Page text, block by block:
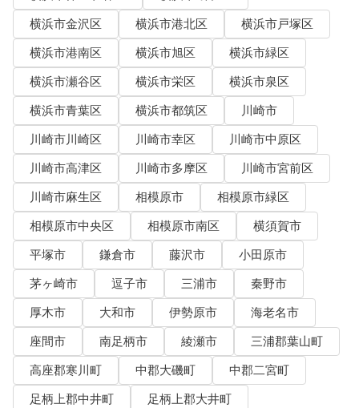
横浜市金沢区
横浜市港北区
横浜市戸塚区
横浜市港南区
横浜市旭区
横浜市緑区
横浜市瀬谷区
横浜市栄区
横浜市泉区
横浜市青葉区
横浜市都筑区
川崎市
川崎市川崎区
川崎市幸区
川崎市中原区
川崎市高津区
川崎市多摩区
川崎市宮前区
川崎市麻生区
相模原市
相模原市緑区
相模原市中央区
相模原市南区
横須賀市
平塚市
鎌倉市 藤沢市
小田原市
茅ヶ崎市
逗子市 三浦市
秦野市
厚木市
大和市 伊勢原市
海老名市
座間市
南足柄市 綾瀬市
三浦郡葉山町
高座郡寒川町
中郡大磯町
中郡二宮町
足柄上郡中井町
足柄上郡大井町